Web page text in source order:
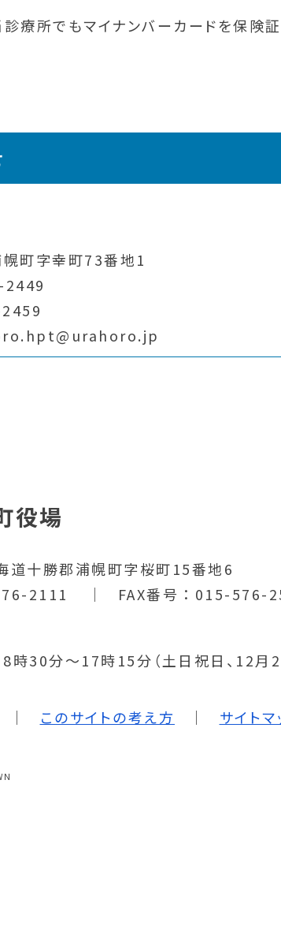
療所でもマイナンバーカードを保険証
町字幸町73番地1
2449
役場
道十勝郡浦幌町字桜町15番地6
2111 FAX番号
015-576-
8時30分～17時15分（土日祝日、12月
このサイトの考え方 サイトマ